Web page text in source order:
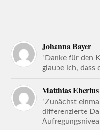
Johanna Bayer
"Danke für den
glaube ich, dass
Matthias Eberius
"Zunächst
differenzierte